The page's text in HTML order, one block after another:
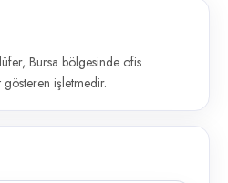
Bursa bölgesinde ofis
gösteren işletmedir.